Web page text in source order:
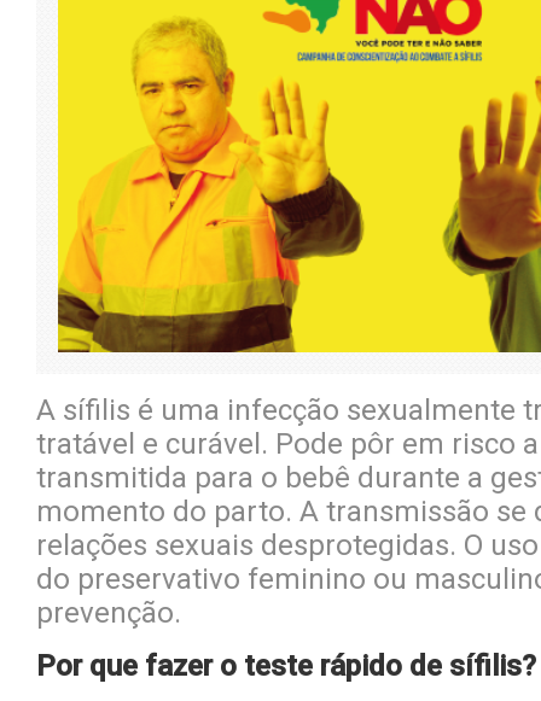
A sífilis é uma infecção sexualmente
tratável e curável. Pode pôr em risco
transmitida para o bebê durante a
momento do parto. A transmissão se
relações sexuais desprotegidas. O
do preservativo feminino ou
prevenção.
Por que fazer o teste rápido de sífilis?